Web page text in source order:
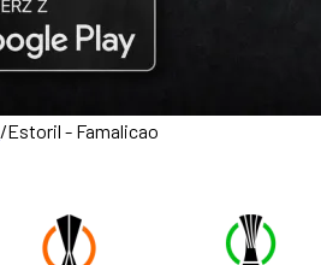
/Estoril - Famalicao